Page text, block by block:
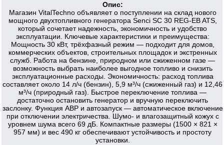
Опис:
Магазин VitalTechno объявляет о поступлении на склад нового
мощного двухтопливного генератора Senci SC 30 REG-EB ATS,
который сочетает надежность, экономичность и удобство
эксплуатации. Ключевые характеристики и преимущества:
Мощность 30 кВт, трёхфазный режим — подходит для домов,
коммерческих объектов, строительных площадок и экстренных
служб. Работа на бензине, природном или сжиженном газе —
возможность выбрать наиболее выгодное топливо и снизить
эксплуатационные расходы. Экономичность: расход топлива
составляет около 14 л/ч (бензин), 5,9 м³/ч (сжиженный газ) и 12,46
м³/ч (природный газ). Быстрое переключение топлива —
достаточно остановить генератор и вручную переключить
заслонку. Функция АВР и автозапуск — автоматическое включение
при отключении электричества. Шумо- и влагозащитный кожух с
уровнем шума всего 69 дБ. Компактные размеры (1500 × 821 ×
957 мм) и вес 490 кг обеспечивают устойчивость и простоту
установки.